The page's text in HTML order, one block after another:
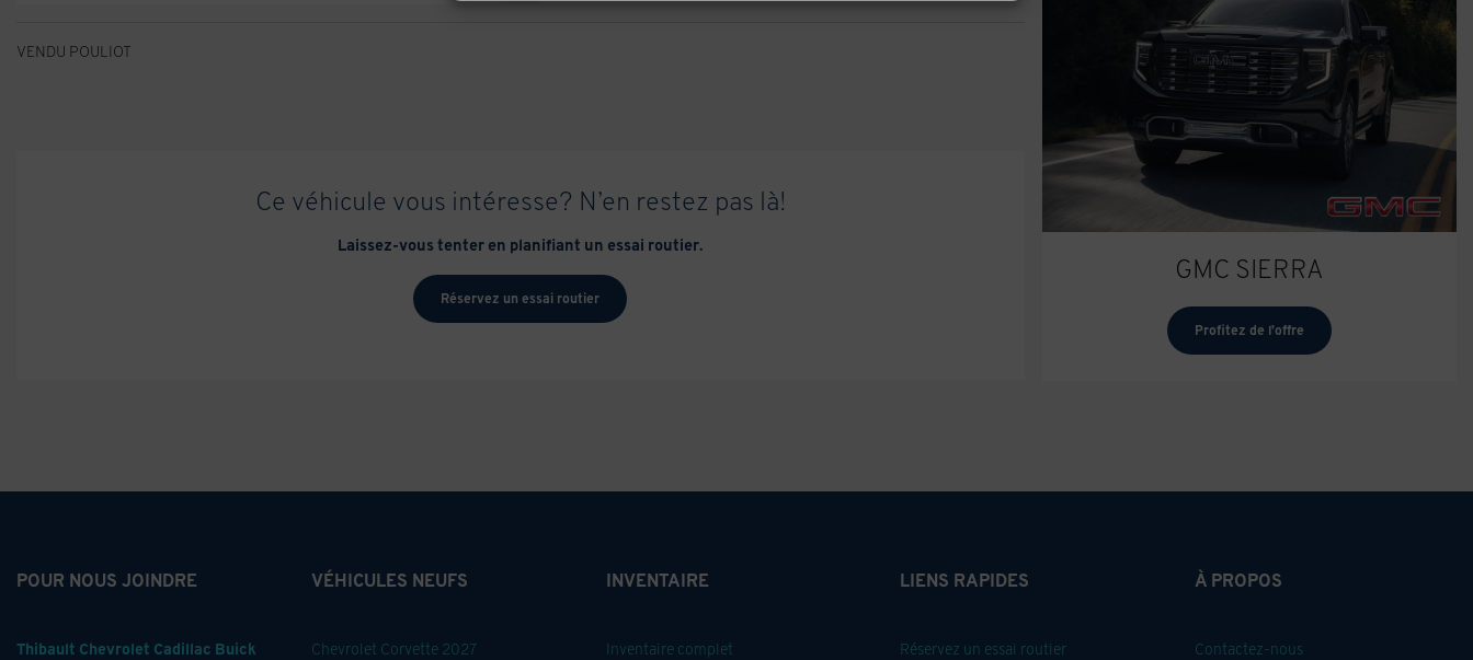
VENDU POULIOT
Ce véhicule vous intéresse? N’en restez pas là!
Laissez-vous tenter en planifiant un essai routier.
Réservez un essai routier
GMC SIERRA
Profitez de l'offre
POUR NOUS JOINDRE
Thibault Chevrolet Cadillac Buick
VÉHICULES NEUFS
Chevrolet Corvette 2027
INVENTAIRE
Inventaire complet
LIENS RAPIDES
Réservez un essai routier
À PROPOS
Contactez-nous